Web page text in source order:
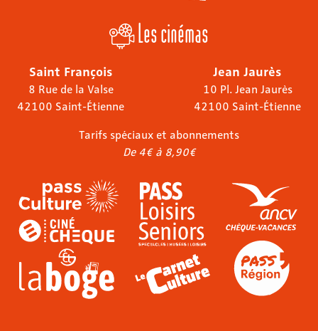
Les cinémas
Saint François
8 Rue de la Valse
42100 Saint-Étienne
Jean Jaurès
10 Pl. Jean Jaurès
42100 Saint-Étienne
Tarifs spéciaux et abonnements
De 4€ à 8,90€